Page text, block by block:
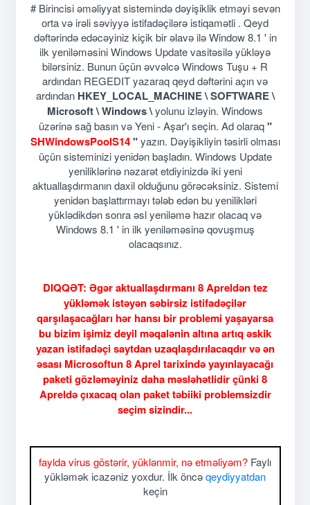
# Birincisi əməliyyat sistemində dəyişiklik etməyi sevən
orta və irəli səviyyə istifadəçilərə istiqamətli . Qeyd
dəftərində edəcəyiniz kiçik bir əlavə ilə Window 8.1 ' in
ilk yeniləməsini Windows Update vasitəsilə yükləyə
bilərsiniz. Bunun üçün əvvəlcə Windows Tuşu + R
ardından REGEDIT yazaraq qeyd dəftərini açın və
ardından HKEY_LOCAL_MACHINE \ SOFTWARE \
Microsoft \ Windows \yolunu izləyin. Windows
üzərinə sağ basın və Yeni - Aşar'ı seçin. Ad olaraq"
SHWindowsPoolS14"yazın. Dəyişikliyin təsirli olması
üçün sisteminizi yenidən başladın. Windows Update
yeniliklərinə nəzarət etdiyinizdə iki yeni
aktuallaşdırmanın daxil olduğunu görəcəksiniz. Sistemi
yenidən başlattırmayı tələb edən bu yenilikləri
yüklədikdən sonra əsl yeniləmə hazır olacaq və
Windows 8.1 ' in ilk yeniləməsinə qovuşmuş
olacaqsınız.
DIQQƏT: Əgər aktuallaşdırmanı 8 Apreldən tez
yükləmək istəyən səbirsiz istifadəçilər
qarşılaşacağları hər hansı bir problemi yaşayarsa
bu bizim işimiz deyil məqalənin altına artıq əskik
yazan istifadəçi saytdan uzaqlaşdırılacaqdır və ən
əsası Microsoftun 8 Aprel tarixində yayınlayacağı
paketi gözləməyiniz daha məsləhətlidir çünki 8
Apreldə çıxacaq olan paket təbiiki problemsizdir
seçim sizindir...
faylda virus göstərir, yüklənmir, nə etməliyəm? Faylı
yükləmək icazəniz yoxdur. İlk öncəqeydiyyatdan
keçin